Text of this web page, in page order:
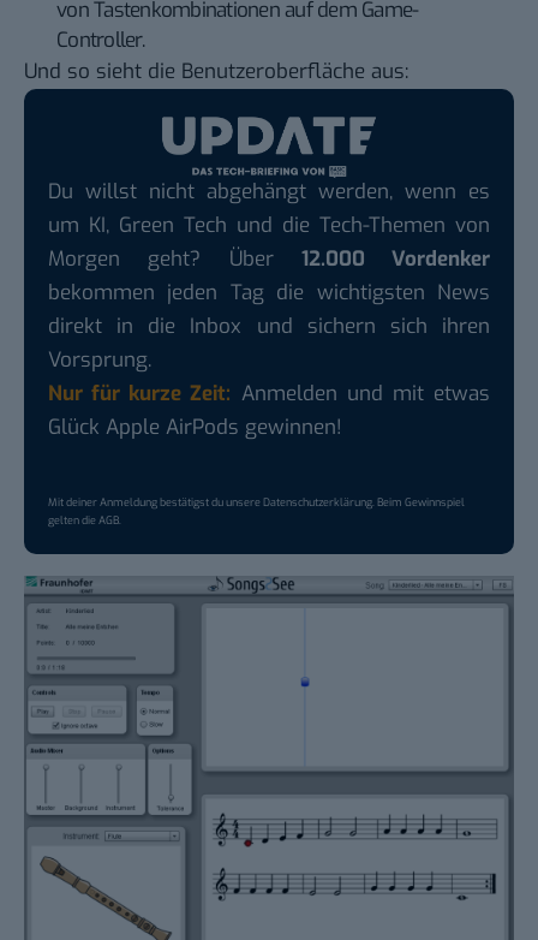
von Tastenkombinationen auf dem Game-
Controller.
Und so sieht die Benutzeroberfläche aus:
Du willst nicht abgehängt werden, wenn es
um KI, Green Tech und die Tech-Themen von
Morgen geht? Über 12.000 Vordenker
bekommen jeden Tag die wichtigsten News
direkt in die Inbox und sichern sich ihren
Vorsprung.
Nur für kurze Zeit: Anmelden und mit etwas
Glück Apple AirPods gewinnen!
Mit deiner Anmeldung bestätigst du unsereDatenschutzerklärung. Beim Gewinnspiel
gelten dieAGB.